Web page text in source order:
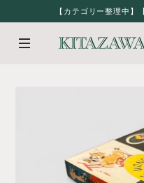
【カテゴリー整理中